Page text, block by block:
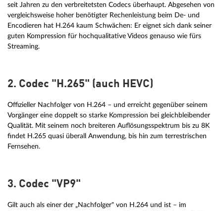
seit Jahren zu den verbreitetsten Codecs überhaupt. Abgesehen von
vergleichsweise hoher benötigter Rechenleistung beim De- und
Encodieren hat H.264 kaum Schwächen: Er eignet sich dank seiner
guten Kompression für hochqualitative Videos genauso wie fürs
Streaming.
2. Codec "H.265" (auch HEVC)
Offizieller Nachfolger von H.264 – und erreicht gegenüber seinem
Vorgänger eine doppelt so starke Kompression bei gleichbleibender
Qualität. Mit seinem noch breiteren Auflösungsspektrum bis zu 8K
findet H.265 quasi überall Anwendung, bis hin zum terrestrischen
Fernsehen.
3. Codec "VP9"
Gilt auch als einer der „Nachfolger" von H.264 und ist – im